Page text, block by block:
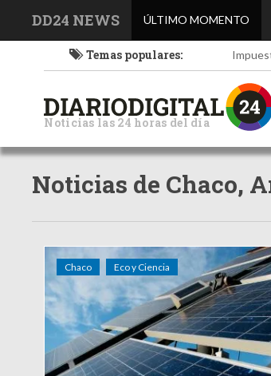
DD24 NEWS ÚLTIMO MOMENTO
Temas populares:
Noticias las 24 horas del día
Noticias de Chaco,
Chaco Eco y Ciencia